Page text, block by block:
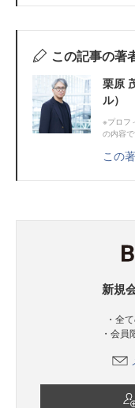
この記事の著
栗原
ル）
※プロフ
の内容
この
新規
・全
・会